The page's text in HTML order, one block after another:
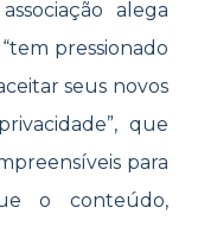
alega
pressionado
seus novos
que
para
o conteúdo,